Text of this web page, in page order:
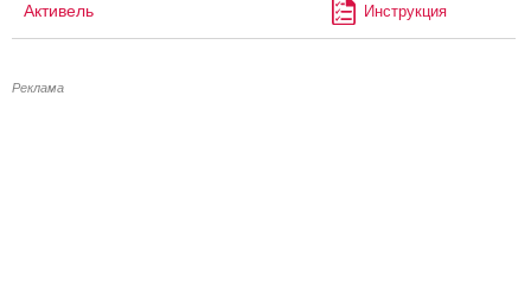
Активель Инструкция
Реклама